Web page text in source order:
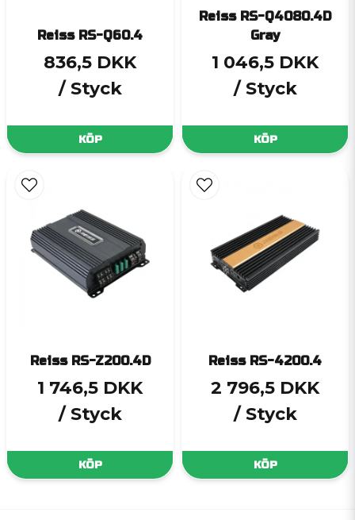
Reiss RS-Q60.4
836,5 DKK
/ Styck
KÖP
Reiss RS-Q4080.4D
Gray
1 046,5 DKK
/ Styck
KÖP
Reiss RS-Z200.4D
1 746,5 DKK
/ Styck
KÖP
Reiss RS-4200.4
2 796,5 DKK
/ Styck
KÖP